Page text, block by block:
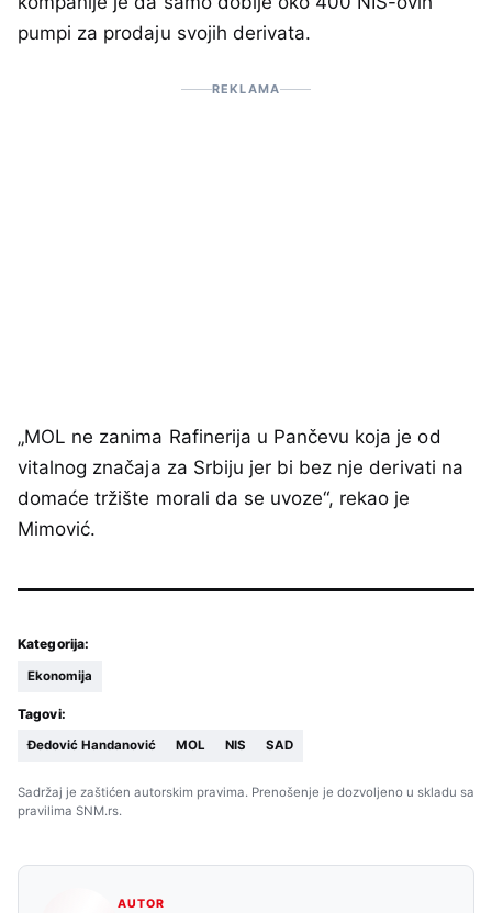
pumpi za prodaju svojih derivata.
REKLAMA
„MOL ne zanima Rafinerija u Pančevu koja je od
vitalnog značaja za Srbiju jer bi bez nje derivati na
domaće tržište morali da se uvoze“, rekao je
Mimović.
Kategorija:
Ekonomija
Tagovi:
Đedović Handanović MOL NIS SAD
Sadržaj je zaštićen autorskim pravima. Prenošenje je dozvoljeno u skladu sa
pravilima SNM.rs.
AUTOR